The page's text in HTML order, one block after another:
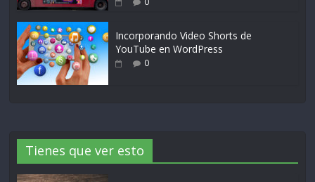
Incorporando Video Shorts de
YouTube en WordPress
0
Tienes que ver esto